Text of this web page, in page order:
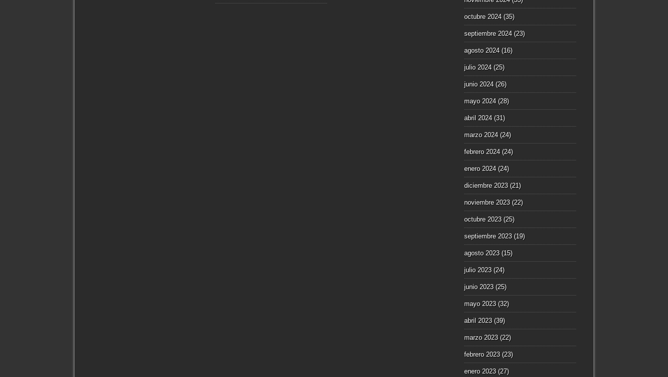
octubre 2024(35)
septiembre 2024(23)
agosto 2024(16)
julio 2024(25)
junio 2024(26)
mayo 2024(28)
abril 2024(31)
marzo 2024(24)
febrero 2024(24)
enero 2024(24)
diciembre 2023(21)
noviembre 2023(22)
octubre 2023(25)
septiembre 2023(19)
agosto 2023(15)
julio 2023(24)
junio 2023(25)
mayo 2023(32)
abril 2023(39)
marzo 2023(22)
febrero 2023(23)
enero 2023(27)